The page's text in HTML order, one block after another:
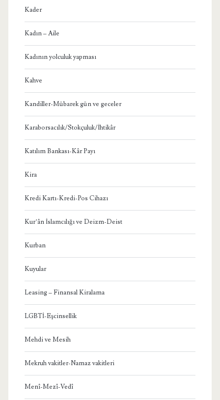
Kader
Kadın – Aile
Kadının yolculuk yapması
Kahve
Kandiller-Mübarek gün ve geceler
Karaborsacılık/Stokçuluk/İhtikâr
Katılım Bankası-Kâr Payı
Kira
Kredi Kartı-Kredi-Pos Cihazı
Kur’ân İslamcılığı ve Deizm-Deist
Kurban
Kuyular
Leasing – Finansal Kiralama
LGBTİ-Eşcinsellik
Mehdi ve Mesih
Mekruh vakitler-Namaz vakitleri
Menî-Mezî-Vedî